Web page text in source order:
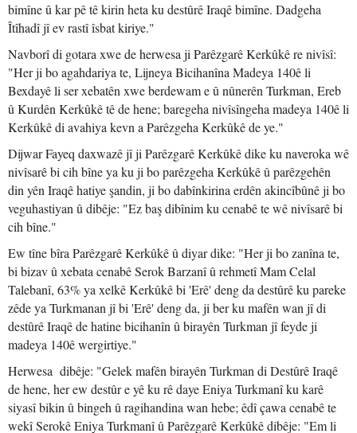
bimîne û kar pê tê kirin heta ku destûrê Iraqê bimîne. Dadgeha
Îtîhadî jî ev rastî îsbat kiriye."
Navborî di gotara xwe de herwesa ji Parêzgarê Kerkûkê re nivîsî:
"Her ji bo agahdariya te, Lijneya Bicihanîna Madeya 140ê li
Bexdayê li ser xebatên xwe berdewam e û nûnerên Turkman, Ereb
û Kurdên Kerkûkê tê de hene; baregeha nivîsîngeha madeya 140ê li
Kerkûkê di avahiya kevn a Parêzgeha Kerkûkê de ye."
Dijwar Fayeq daxwazê jî ji Parêzgarê Kerkûkê dike ku naveroka wê
nivîsarê bi cih bîne ya ku ji bo parêzgeha Kerkûkê û parêzgehên
din yên Iraqê hatiye şandin, ji bo dabînkirina erdên akincîbûnê ji bo
veguhastiyan û dibêje: "Ez baş dibînim ku cenabê te wê nivîsarê bi
cih bîne."
Ew tîne bîra Parêzgarê Kerkûkê û diyar dike: "Her ji bo zanîna te,
bi bizav û xebata cenabê Serok Barzanî û rehmetî Mam Celal
Talebanî, 63% ya xelkê Kerkûkê bi 'Erê' deng da destûrê ku pareke
zêde ya Turkmanan jî bi 'Erê' deng da, ji ber ku mafên wan jî di
destûrê Iraqê de hatine bicihanîn û birayên Turkman jî feyde ji
madeya 140ê wergirtiye."
Herwesa dibêje: "Gelek mafên birayên Turkman di Destûrê Iraqê
de hene, her ew destûr e yê ku rê daye Eniya Turkmanî ku karê
siyasî bikin û bingeh û ragihandina wan hebe; êdî çawa cenabê te
wekî Serokê Eniya Turkmanî û Parêzgarê Kerkûkê dibêje: "Em li